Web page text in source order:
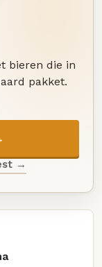
bieren die in
pakket.
→